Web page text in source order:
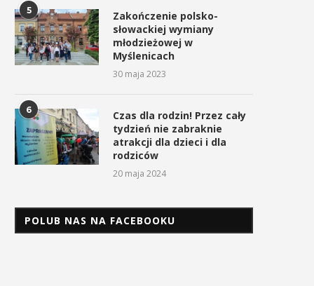
5
Zakończenie polsko-
słowackiej wymiany
młodzieżowej w
Myślenicach
30 maja 2023
6
Czas dla rodzin! Przez cały
tydzień nie zabraknie
atrakcji dla dzieci i dla
rodziców
20 maja 2024
POLUB NAS NA FACEBOOKU